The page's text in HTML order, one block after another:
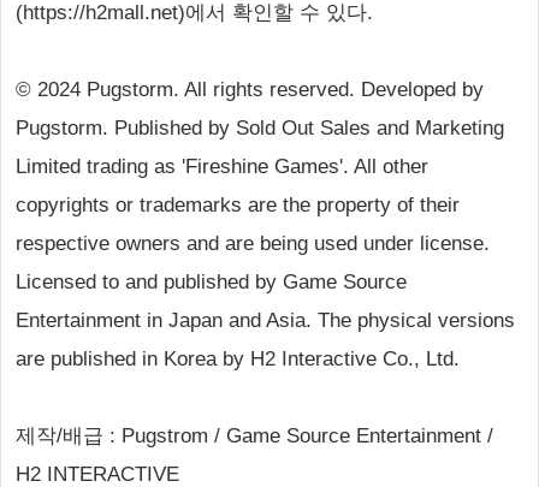
(https://h2mall.net)에서 확인할 수 있다.
© 2024 Pugstorm. All rights reserved. Developed by
Pugstorm. Published by Sold Out Sales and Marketing
Limited trading as 'Fireshine Games'. All other
copyrights or trademarks are the property of their
respective owners and are being used under license.
Licensed to and published by Game Source
Entertainment in Japan and Asia. The physical versions
are published in Korea by H2 Interactive Co., Ltd.
제작/배급 : Pugstrom / Game Source Entertainment /
H2 INTERACTIVE